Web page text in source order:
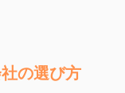
の選び方